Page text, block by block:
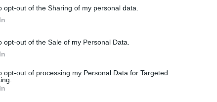
opt-out of the Sharing of my personal data.
opt-out of the Sale of my Personal Data.
opt-out of processing my Personal Data for Targeted
miniszter, Mager Andrea az általa
indítványozza állami tulajdonú
adását - írta azmfor.hu.A törvényjavaslat
tulajdonába a most is általa kezelt
oktatási feladatok elősegítése